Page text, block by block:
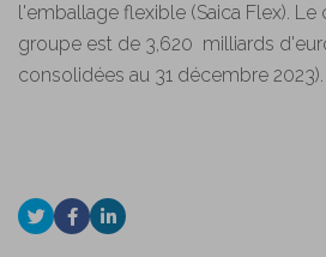
l'emballage flexible (Saica Flex). Le
groupe est de 3,620 milliards
consolidées au 31 décembre 2023).